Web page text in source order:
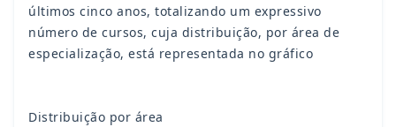
últimos cinco anos, totalizando um expressivo
número de cursos, cuja distribuição, por área de
especialização, está representada no gráfico
Distribuição por área